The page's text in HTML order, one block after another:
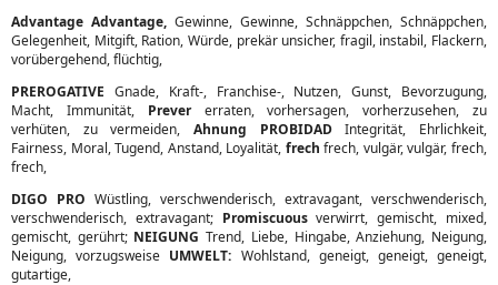
Advantage Advantage, Gewinne, Gewinne, Schnäppchen, Schnäppchen,
Gelegenheit, Mitgift, Ration, Würde, prekär unsicher, fragil, instabil, Flackern,
vorübergehend, flüchtig,
PREROGATIVE Gnade, Kraft-, Franchise-, Nutzen, Gunst, Bevorzugung,
Macht, Immunität, Prevererraten, vorhersagen, vorherzusehen, zu
verhüten, zu vermeiden, Ahnung PROBIDADIntegrität, Ehrlichkeit,
Fairness, Moral, Tugend, Anstand, Loyalität, frech frech, vulgär, vulgär, frech,
frech,
DIGO PRO Wüstling, verschwenderisch, extravagant, verschwenderisch,
verschwenderisch, extravagant; Promiscuousverwirrt, gemischt, mixed,
gemischt, gerührt; NEIGUNG Trend, Liebe, Hingabe, Anziehung, Neigung,
Neigung, vorzugsweise UMWELT: Wohlstand, geneigt, geneigt, geneigt,
gutartige,